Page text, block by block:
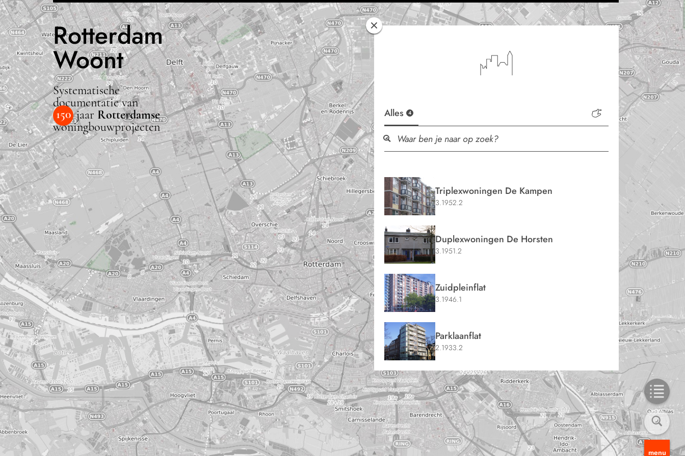
Rotterdam
Woont
Systematische
documentatie van
150jaar Rotterdamse
woningbouwprojecten
menu
Alles 4
Triplexwoningen De Kampen
3.1952.2
Duplexwoningen De Horsten
3.1951.2
Zuidpleinflat
3.1946.1
Parklaanflat
2.1933.2